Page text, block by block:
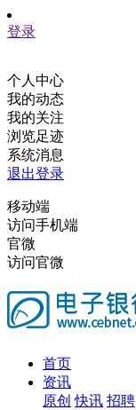
登录
个人中心
我的动态
我的关注
浏览足迹
系统消息
退出登录
移动端
访问手机端
官微
访问官微
首页
资讯
原创 快讯 招聘